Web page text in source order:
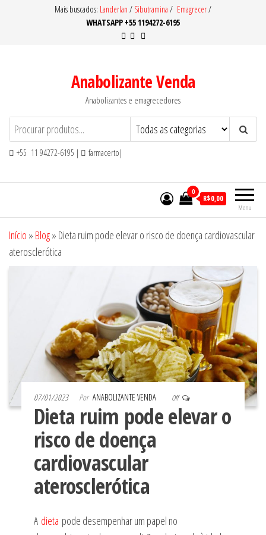
Mais buscados: Landerlan / Sibutramina / Emagrecer/
WHATSAPP +55 1194272-6195
Anabolizante Venda
Anabolizantes e emagrecedores
+55 11 94272-6195 | farmacerto|
Menu
0
R$0,00
Início » Blog» Dieta ruim pode elevar o risco de doença cardiovascular
aterosclerótica
07/01/2023 Por ANABOLIZANTE VENDA Off
Dieta ruim pode elevar o
risco de doença
cardiovascular
aterosclerótica
A dieta pode desempenhar um papel no